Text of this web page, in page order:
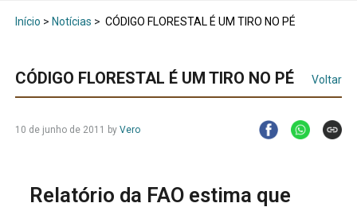
Início > Notícias > CÓDIGO FLORESTAL É UM TIRO NO PÉ
CÓDIGO FLORESTAL É UM TIRO NO PÉ Voltar
10 de junho de 2011 by Vero
Relatório da FAO estima que